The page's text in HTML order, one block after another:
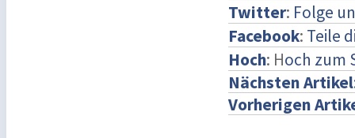
Twitter: Folge
Facebook: Teile
Hoch: Hoch zum
Nächsten Artikel
Vorherigen